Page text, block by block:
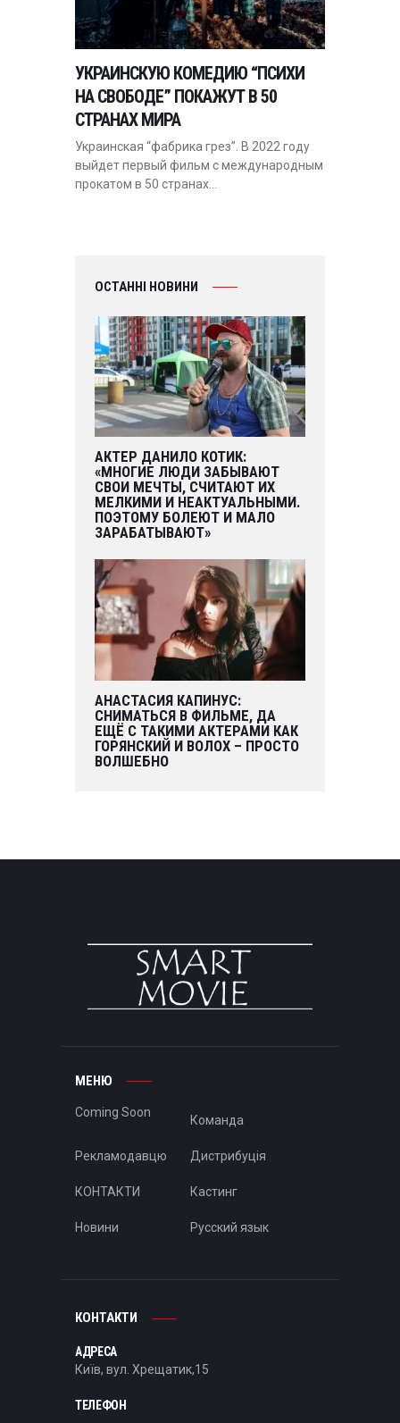
УКРАИНСКУЮ КОМЕДИЮ “ПСИХИ
НА СВОБОДЕ” ПОКАЖУТ В 50
СТРАНАХ МИРА
Украинская “фабрика грез”. В 2022 году
выйдет первый фильм с международным
прокатом в 50 странах…
ОСТАННІ НОВИНИ
АКТЕР ДАНИЛО КОТИК:
«МНОГИЕ ЛЮДИ ЗАБЫВАЮТ
СВОИ МЕЧТЫ, СЧИТАЮТ ИХ
МЕЛКИМИ И НЕАКТУАЛЬНЫМИ.
ПОЭТОМУ БОЛЕЮТ И МАЛО
ЗАРАБАТЫВАЮТ»
АНАСТАСИЯ КАПИНУС:
СНИМАТЬСЯ В ФИЛЬМЕ, ДА
ЕЩЁ С ТАКИМИ АКТЕРАМИ КАК
ГОРЯНСКИЙ И ВОЛОХ – ПРОСТО
ВОЛШЕБНО
МЕНЮ
Coming Soon
Команда
Рекламодавцю Дистрибуція
КОНТАКТИ Кастинг
Новини Русский язык
КОНТАКТИ
АДРЕСА
Київ, вул. Хрещатик,15
ТЕЛЕФОН